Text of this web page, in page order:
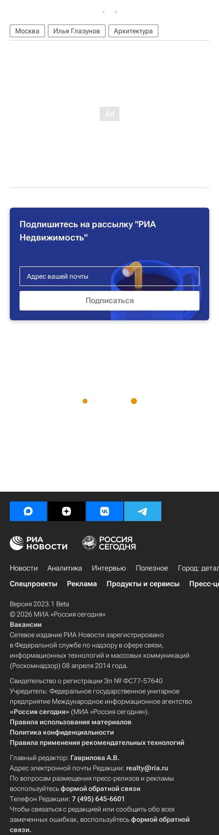
Москва Илья Глазунов Архитектура
Подпишитесь на рассылку "РИА
Недвижимость"
Новости Аналитика Интервью Полезное
Город:
Спецпроекты
Реклама Продукты и сервисы Пресс-
Версия 2023.1 Beta
© 2026 МИА «Россия сегодня»
Вакансии
Сетевое издание РИА Новости зарегистрировано
в Федеральной службе по надзору в сфере связи,
информационных технологий и массовых коммуникаций
(Роскомнадзор) 08 апреля 2014 года.
Свидетельство о регистрации Эл № ФС77-57640
Учредитель: Федеральное государственное унитарное
предприятие Международное информационное агентство
«Россия сегодня» (МИА «Россия сегодня»).
Правила использования материалов
Политика конфиденциальности
Правила применения рекомендательных технологий
Главный редактор: Гаврилова А.В.
Адрес электронной почты Редакции: realty@ria.ru
По вопросам размещения пресс-релизов и рекламы
воспользуйтесьформой обратной связи
Телефон Редакции: 7 (495) 645-6601
Чтобы связаться с редакцией или сообщить обо всех
замеченных ошибках, воспользуйтесьформой обратной
связи.